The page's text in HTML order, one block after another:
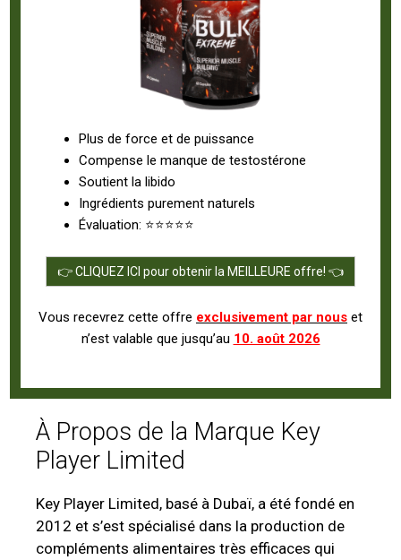
Plus de force et de puissance
Compense le manque de testostérone
Soutient la libido
Ingrédients purement naturels
Évaluation: ⭐⭐⭐⭐⭐
👉 CLIQUEZ ICI pour obtenir la MEILLEURE offre! 👈
Vous recevrez cette offre exclusivement par nous et
n’est valable que jusqu’au 10. août 2026
À Propos de la Marque Key
Player Limited
Key Player Limited, basé à Dubaï, a été fondé en
2012 et s’est spécialisé dans la production de
compléments alimentaires très efficaces qui